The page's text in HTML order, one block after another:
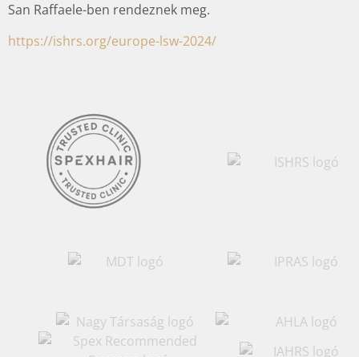
San Raffaele-ben rendeznek meg.
https://ishrs.org/europe-lsw-2024/